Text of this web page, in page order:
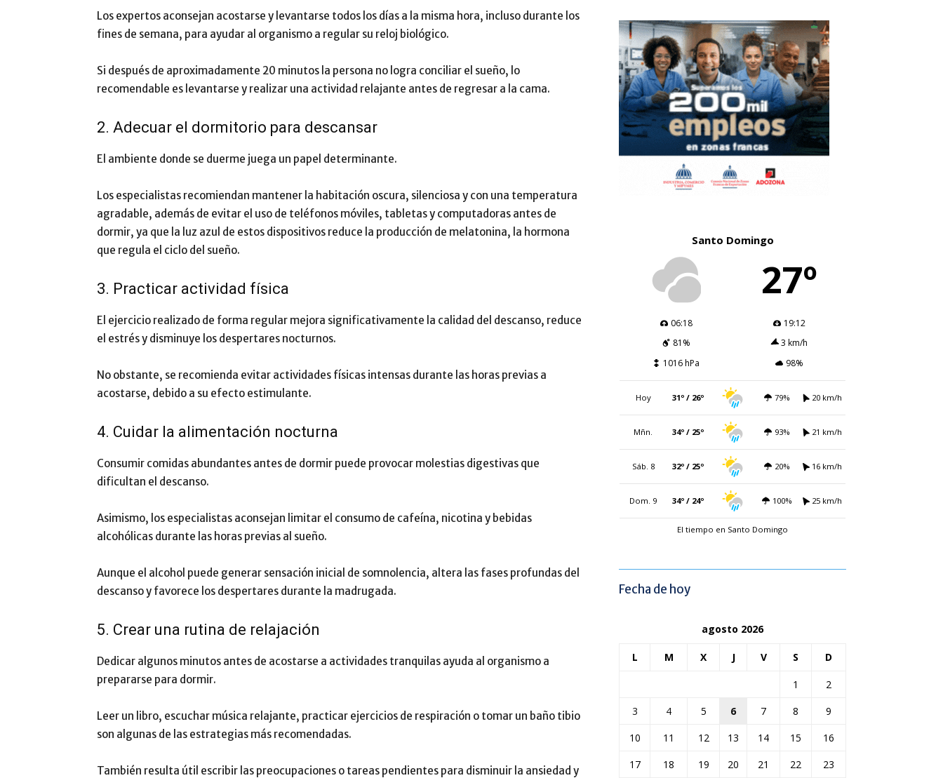
Los expertos aconsejan acostarse y levantarse todos los días a la misma hora, incluso durante los
fines de semana, para ayudar al organismo a regular su reloj biológico.
Si después de aproximadamente 20 minutos la persona no logra conciliar el sueño, lo
recomendable es levantarse y realizar una actividad relajante antes de regresar a la cama.
2. Adecuar el dormitorio para descansar
El ambiente donde se duerme juega un papel determinante.
Los especialistas recomiendan mantener la habitación oscura, silenciosa y con una temperatura
agradable, además de evitar el uso de teléfonos móviles, tabletas y computadoras antes de
dormir, ya que la luz azul de estos dispositivos reduce la producción de melatonina, la hormona
que regula el ciclo del sueño.
3. Practicar actividad física
El ejercicio realizado de forma regular mejora significativamente la calidad del descanso, reduce
el estrés y disminuye los despertares nocturnos.
No obstante, se recomienda evitar actividades físicas intensas durante las horas previas a
acostarse, debido a su efecto estimulante.
4. Cuidar la alimentación nocturna
Consumir comidas abundantes antes de dormir puede provocar molestias digestivas que
dificultan el descanso.
Asimismo, los especialistas aconsejan limitar el consumo de cafeína, nicotina y bebidas
alcohólicas durante las horas previas al sueño.
Aunque el alcohol puede generar sensación inicial de somnolencia, altera las fases profundas del
descanso y favorece los despertares durante la madrugada.
5. Crear una rutina de relajación
Dedicar algunos minutos antes de acostarse a actividades tranquilas ayuda al organismo a
prepararse para dormir.
Leer un libro, escuchar música relajante, practicar ejercicios de respiración o tomar un baño tibio
son algunas de las estrategias más recomendadas.
También resulta útil escribir las preocupaciones o tareas pendientes para disminuir la ansiedad y
Santo Domingo
27º
06:18
19:12
81%
3 km/h
1016 hPa
98%
Hoy 31º / 26º 79% 20 km/h
Mñn. 34º / 25º 93% 21 km/h
Sáb. 8 32º / 25º 20% 16 km/h
Dom. 9 34º / 24º 100% 25 km/h
El tiempo en Santo Domingo
Fecha de hoy
agosto 2026
L M X J V S D
1
2
3
4 5 6 7 8
9
10
11 12 13 14 15
16
17
18 19 20 21 22
23